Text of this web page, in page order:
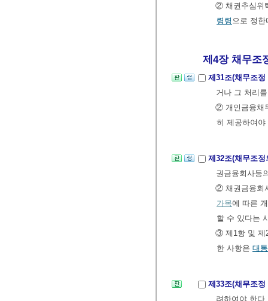
② 채권추심위
령령 으로 정한
제4장 채무조
제31조(채무조
거나 그 처리
② 개인금융채
히 제공하여야
제32조(채무조
권금융회사등
② 채권금융회
가목에 따른
할 수 있다는
③ 제1항 및 제
한 사항은 대
제33조(채무조
려하여야 한다.